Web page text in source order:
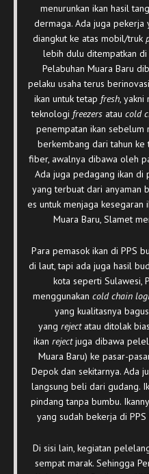
menurunkan ikan hasil
dermaga. Ada juga pekerja
diangkut ke atas mobil/truk
lebih dulu ditempatkan di
Pelabuhan Muara Baru
pelaku usaha terus
ikan untuk tetap fresh, yakni
teknologi freezers atau cold
penempatan ikan sebelum
berkembang dari tahun ke
fiber, awalnya dibawa oleh
Ada juga pedagang ikan di
yang terbuat dari anyaman
es untuk menjaga kesegaran
Muara Baru, Slamet
Para pemasok ikan di PPS
di laut, tapi ada juga hasil
kota seperti Sulawesi,
menggunakan cold chain
yang kualitasnya
yang reject atau ditolak
ikan rejectjuga dibawa
Muara Baru) ke pasar-
Depok dan sekitarnya. Ada
langsung beli dari gudang.
pindang tanpa bumbu.
yang sudah bekerja di
Di sisi lain, kegiatan
sempat marak. Sehingga